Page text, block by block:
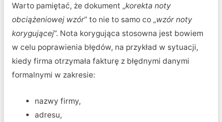
Warto pamiętać, że dokument „korekta noty
obciążeniowej wzór” to nie to samo co „wzór noty
korygującej”. Nota korygująca stosowna jest bowiem
w celu poprawienia błędów, na przykład w sytuacji,
kiedy firma otrzymała fakturę z błędnymi danymi
formalnymi w zakresie:
nazwy firmy,
adresu,